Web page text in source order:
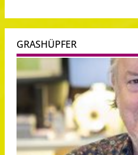
GRASHÜPFER